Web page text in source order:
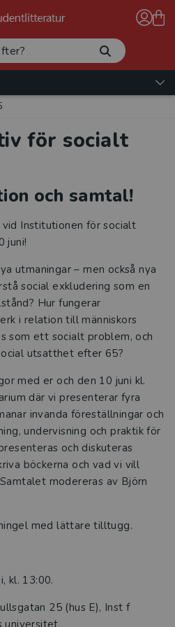
för socialt
och samtal!
Institutionen för socialt
juni!
utmaningar – men också nya
social exkludering som en
Hur fungerar
i relation till människors
som ett socialt problem, och
utsatthet efter 65?
med er och den 10 juni kl.
där vi presenterar fyra
invanda föreställningar och
undervisning och praktik för
och diskuteras
böckerna och vad vi vill
modereras av Björn
med lättare tilltugg.
kl. 13:00.
25 (hus E), Inst f
universitet